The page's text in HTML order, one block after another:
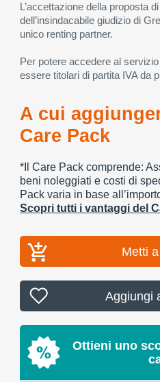
L’accettazione della proposta
dell’insindacabile giudizio di
unico renting partner.
Per potere accedere al
essere titolari di partita IVA da
A cui
Care Pack
*Il Care Pack comprende:
beni noleggiati e costi di
Pack varia in base
Scopri tutti i vantaggi del
Metti
Aggiungi
Ottieni uno